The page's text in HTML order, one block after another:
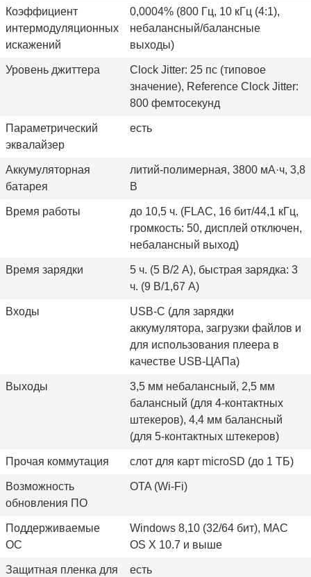
Коэффициент
интермодуляционных
искажений
0,0004% (800 Гц, 10 кГц (4:1),
небалансный/балансные
выходы)
Уровень джиттера
Clock Jitter: 25 пс (типовое
значение), Reference Clock Jitter:
800 фемтосекунд
Параметрический
эквалайзер
есть
Аккумуляторная
батарея
литий-полимерная, 3800 мА·ч, 3,8
В
Время работы
до 10,5 ч. (FLAC, 16 бит/44,1 кГц,
громкость: 50, дисплей отключен,
небалансный выход)
Время зарядки
5 ч. (5 В/2 A), быстрая зарядка: 3
ч. (9 В/1,67 А)
Входы
USB-C (для зарядки
аккумулятора, загрузки файлов и
для использования плеера в
качестве USB-ЦАПа)
Выходы
3,5 мм небалансный, 2,5 мм
балансный (для 4-контактных
штекеров), 4,4 мм балансный
(для 5-контактных штекеров)
Прочая коммутация слот для карт microSD (до 1 ТБ)
Возможность
обновления ПО
OTA (Wi-Fi)
Поддерживаемые
ОС
Windows 8,10 (32/64 бит), MAC
OS X 10.7 и выше
Защитная пленка для
есть